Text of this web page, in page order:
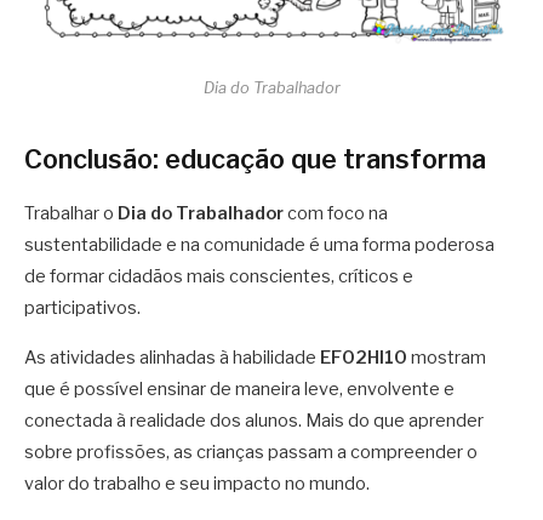
Dia do Trabalhador
Conclusão: educação que transforma
Trabalhar o Dia do Trabalhadorcom foco na
sustentabilidade e na comunidade é uma forma poderosa
de formar cidadãos mais conscientes, críticos e
participativos.
As atividades alinhadas à habilidade EF02HI10 mostram
que é possível ensinar de maneira leve, envolvente e
conectada à realidade dos alunos. Mais do que aprender
sobre profissões, as crianças passam a compreender o
valor do trabalho e seu impacto no mundo.